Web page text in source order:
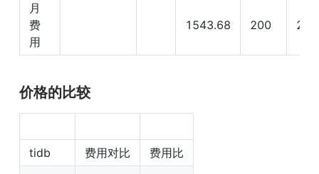
月
费
用
1543.68 200 200
价格的比较
tidb 费用对比
费用比